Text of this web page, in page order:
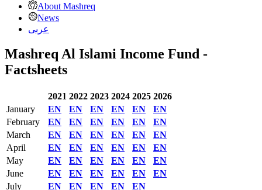
About Mashreq
News
عربى
Mashreq Al Islami Income Fund -
Factsheets
2021 2022 2023 2024 2025 2026
January
EN EN EN EN EN
EN
February
EN EN EN EN EN
EN
March
EN EN EN EN EN
EN
April
EN EN EN EN EN
EN
May
EN EN EN EN EN
EN
June
EN EN EN EN EN
EN
July
EN EN EN EN
EN